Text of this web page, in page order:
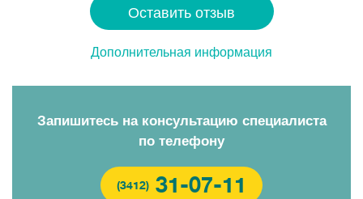
Оставить отзыв
Дополнительная информация
Запишитесь на консультацию специалиста
по телефону
(3412) 31-07-11